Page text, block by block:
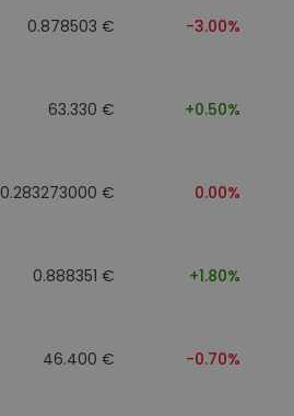
0.878503 € -3.00%
63.330 € +0.50%
0.283273000 € 0.00%
0.888351 € +1.80%
46.400 € -0.70%